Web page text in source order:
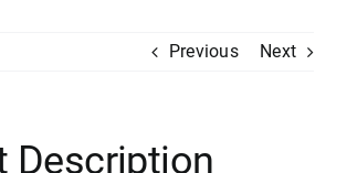
Previous Next
Description